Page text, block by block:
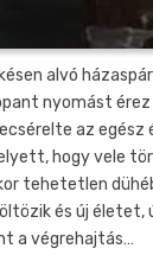
alvó
nyomást érez
az egész
hogy vele
tehetetlen
és új életet,
a végrehajtás…